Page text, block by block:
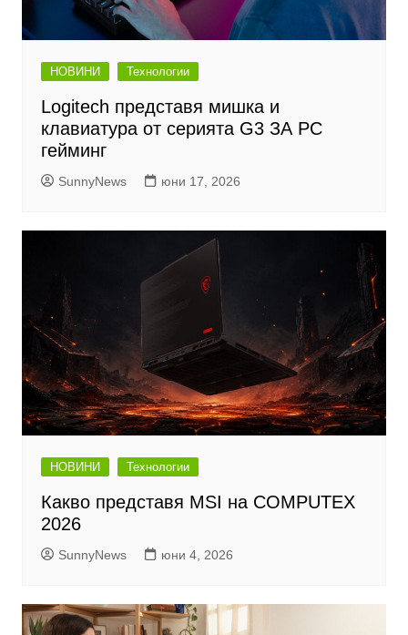
НОВИНИ Технологии
Logitech представя мишка и
клавиатура от серията G3 ЗА PC
гейминг
SunnyNews юни 17, 2026
НОВИНИ Технологии
Какво представя MSI на COMPUTEX
2026
SunnyNews юни 4, 2026